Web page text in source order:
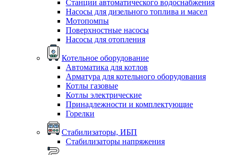
Станции автоматического водоснабжения
Насосы для дизельного топлива и масел
Мотопомпы
Поверхностные насосы
Насосы для отопления
Котельное оборудование
Автоматика для котлов
Арматура для котельного оборудования
Котлы газовые
Котлы электрические
Принадлежности и комплектующие
Горелки
Стабилизаторы, ИБП
Стабилизаторы напряжения